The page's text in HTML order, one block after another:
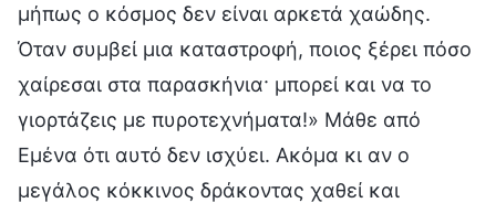
μήπως ο κόσμος δεν είναι αρκετά χαώδης.
Όταν συμβεί μια καταστροφή, ποιος ξέρει πόσο
χαίρεσαι στα παρασκήνια· μπορεί και να το
γιορτάζεις με πυροτεχνήματα!» Μάθε από
Εμένα ότι αυτό δεν ισχύει. Ακόμα κι αν ο
μεγάλος κόκκινος δράκοντας χαθεί και